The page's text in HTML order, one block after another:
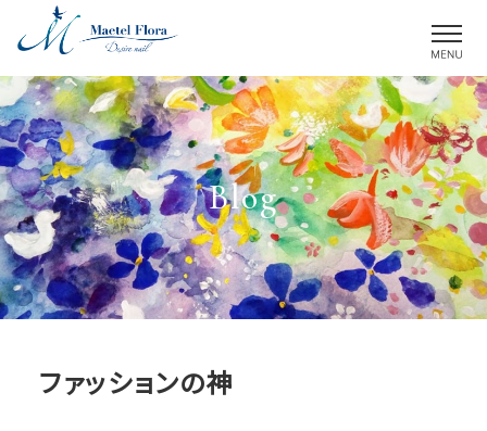
Blog
ファッションの神